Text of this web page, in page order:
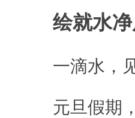
绘就水
一滴水，见
元旦假期，